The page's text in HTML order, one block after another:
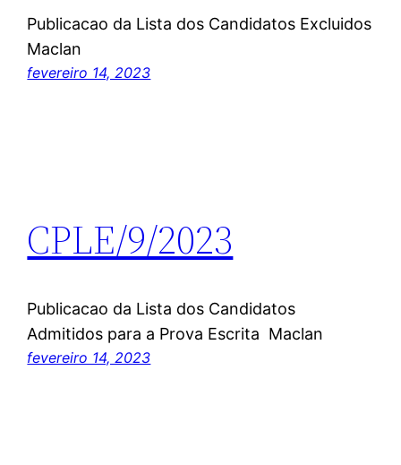
Publicacao da Lista dos Candidatos Excluidos
Maclan
fevereiro 14, 2023
CPLE/9/2023
Publicacao da Lista dos Candidatos
Admitidos para a Prova Escrita Maclan
fevereiro 14, 2023